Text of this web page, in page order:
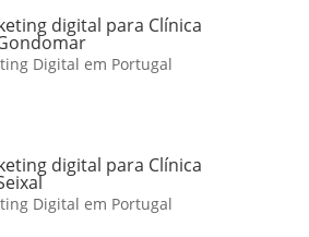
digital para Clínica
Digital em Portugal
digital para Clínica
Digital em Portugal